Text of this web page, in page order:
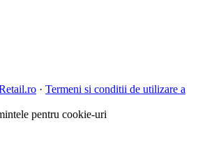
· Termeni si conditii de utilizare a
pentru cookie-uri